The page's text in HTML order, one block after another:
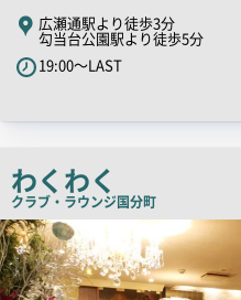
舗
PR
キ
ッ
コ
ピ
ー
広瀬通駅より徒歩3分
勾当台公園駅より徒歩5分
19:00～LAST
わくわく
クラブ・ラウンジ国分町
店
舗
PR
画
像